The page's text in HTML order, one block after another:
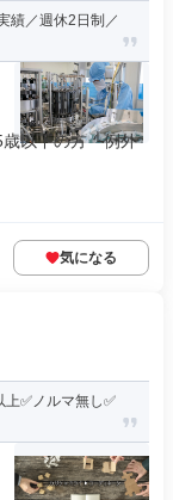
績／週休2日制／
以下の方 └例外
気になる
✅ノルマ無し✅